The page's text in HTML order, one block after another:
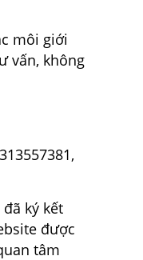
môi giới
vấn, không
ký kết
được
tâm